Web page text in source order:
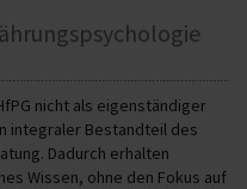
nicht als eigenständiger
integraler Bestandteil des
Dadurch erhalten
Wissen, ohne den Fokus auf